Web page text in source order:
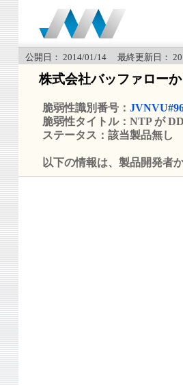
公開日： 2014/01/14 最終更新日：
株式会社バッファロー
脆弱性識別番号：
脆弱性タイトル：NTP が
ステータス：該当製品無し
以下の情報は、製品開発者